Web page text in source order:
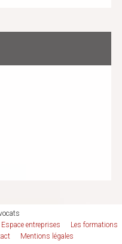
Espace entreprises
Les formations
Mentions légales